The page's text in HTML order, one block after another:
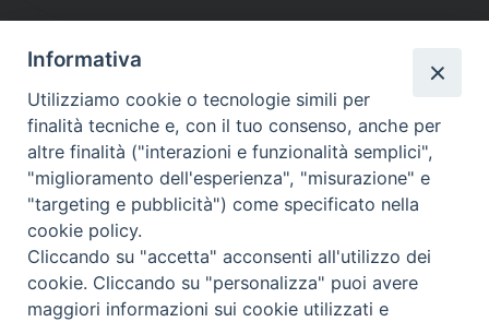
DIOCESI SUBURBICARIA DI ALBANO
Contatti:Tel.: 06.93268401 - Fax.: 06.9323844
E-mail:curia@diocesidialbano.it
Orari: dal Lunedì al Venerdì Ore: 9:00 - 13:00
Lunedì, Mercoledì e Venerdì, Ore 9:30 - 12:30
Informativa
Utilizziamo cookie o tecnologie simili per
finalità tecniche e, con il tuo consenso, anche per
altre finalità ("interazioni e funzionalità semplici",
"miglioramento dell'esperienza", "misurazione" e
"targeting e pubblicità") come specificato nella
cookie policy.
Cliccando su "accetta" acconsenti all'utilizzo dei
cookie. Cliccando su "personalizza" puoi avere
maggiori informazioni sui cookie utilizzati e